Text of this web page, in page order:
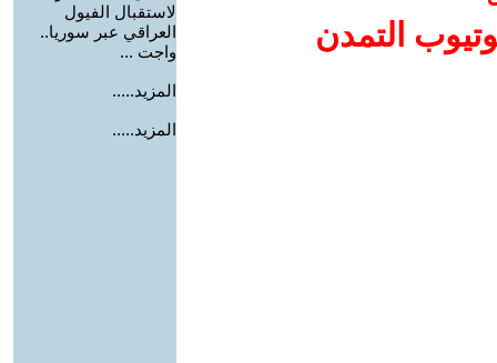
التمدن
لاستقبال الفيول
العراقي عبر سوريا..
واجت ...
المزيد.....
المزيد.....